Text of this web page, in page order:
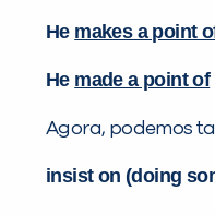
He makes a point
He made a point of
Agora, podemos
insist on (doing